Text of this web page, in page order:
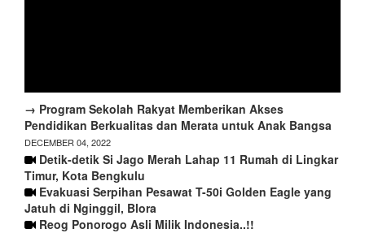
→ Program Sekolah Rakyat Memberikan Akses
Pendidikan Berkualitas dan Merata untuk Anak Bangsa
DECEMBER 04, 2022
Detik-detik Si Jago Merah Lahap 11 Rumah di Lingkar
Timur, Kota Bengkulu
Evakuasi Serpihan Pesawat T-50i Golden Eagle yang
Jatuh di Nginggil, Blora
Reog Ponorogo Asli Milik Indonesia..!!